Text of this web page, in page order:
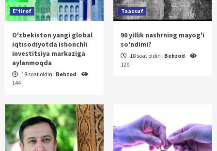
E'tirof
O'zbekiston yangi global
iqtisodiyotda ishonchli
investitsiya markaziga
aylanmoqda
18 soat oldin Behzod
144
Taassuf
90 yillik nashrning mayog'i
so'ndimi?
18 soat oldin Behzod
120